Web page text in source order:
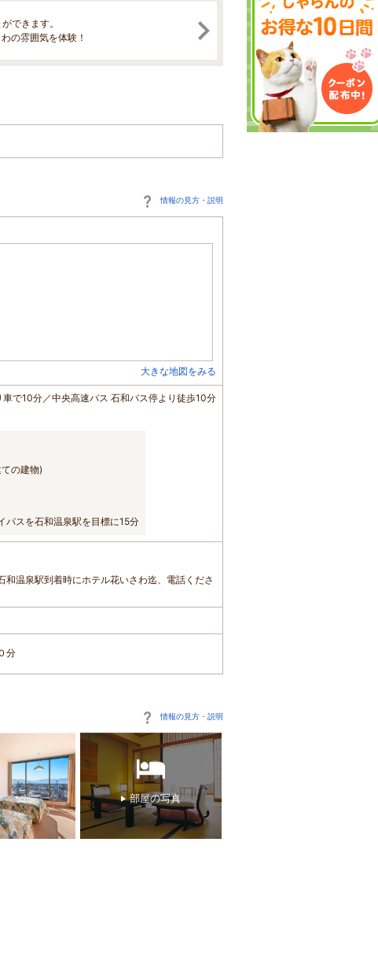
できます。
の雰囲気を体験！
情報の見方・説明
大きな地図をみる
で10分／中央高速バス 石和バス停より徒歩10分
の建物)
パスを石和温泉駅を目標に15分
温泉駅到着時にホテル花いさわ迄、電話くださ
分
情報の見方・説明
部屋の写真